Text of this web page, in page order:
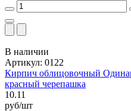
В наличии
Артикул: 0122
Кирпич облицовочный
красный черепашка
10.11
руб/шт